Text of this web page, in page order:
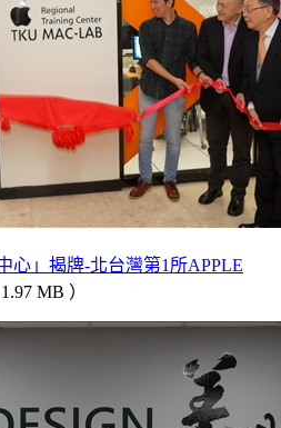
心」揭牌-北台灣第1所APPLE
MB ）